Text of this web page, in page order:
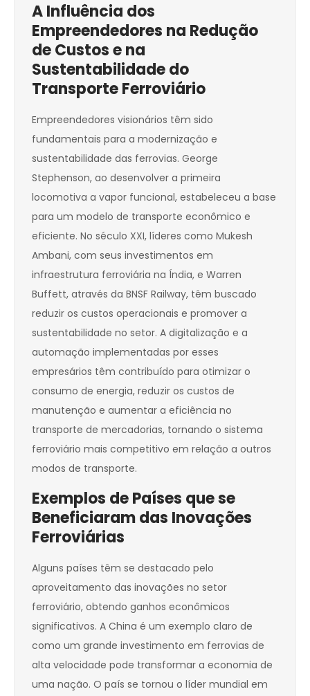
A Influência dos
Empreendedores na Redução
de Custos e na
Sustentabilidade do
Transporte Ferroviário
Empreendedores visionários têm sido
fundamentais para a modernização e
sustentabilidade das ferrovias. George
Stephenson, ao desenvolver a primeira
locomotiva a vapor funcional, estabeleceu a base
para um modelo de transporte econômico e
eficiente. No século XXI, líderes como Mukesh
Ambani, com seus investimentos em
infraestrutura ferroviária na Índia, e Warren
Buffett, através da BNSF Railway, têm buscado
reduzir os custos operacionais e promover a
sustentabilidade no setor. A digitalização e a
automação implementadas por esses
empresários têm contribuído para otimizar o
consumo de energia, reduzir os custos de
manutenção e aumentar a eficiência no
transporte de mercadorias, tornando o sistema
ferroviário mais competitivo em relação a outros
modos de transporte.
Exemplos de Países que se
Beneficiaram das Inovações
Ferroviárias
Alguns países têm se destacado pelo
aproveitamento das inovações no setor
ferroviário, obtendo ganhos econômicos
significativos. A China é um exemplo claro de
como um grande investimento em ferrovias de
alta velocidade pode transformar a economia de
uma nação. O país se tornou o líder mundial em